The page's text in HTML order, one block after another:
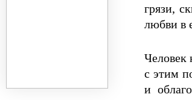
грязи,
любви в
Человек
с этим
и